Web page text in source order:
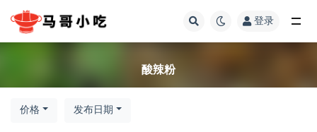
登录
酸辣粉
价格 发布日期